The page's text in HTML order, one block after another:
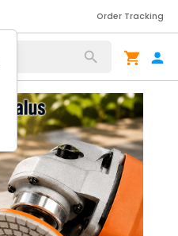
Order Tracking